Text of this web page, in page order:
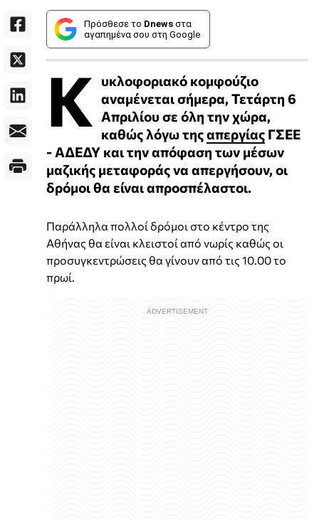
Πρόσθεσε το Dnews στα
αγαπημένα σου στη Google
Κ υκλοφοριακό κομφούζιο
αναμένεται σήμερα, Τετάρτη 6
Απριλίου σε όλη την χώρα,
καθώς λόγω τηςαπεργίας ΓΣΕΕ
- ΑΔΕΔΥ και την απόφαση των μέσων
μαζικής μεταφοράς να απεργήσουν, οι
δρόμοι θα είναι απροσπέλαστοι.
Παράλληλα πολλοί δρόμοι στο κέντρο της
Αθήνας θα είναι κλειστοί από νωρίς καθώς οι
προσυγκεντρώσεις θα γίνουν από τις 10.00 το
πρωί.